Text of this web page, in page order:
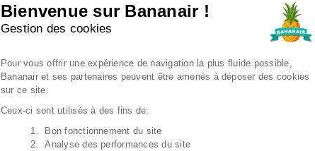
Bienvenue sur Bananair !
Gestion des cookies
Plateforme de Gestion du
Pour vous offrir une expérience de navigation la plus fluide possible,
Bananair et ses partenaires peuvent être amenés à déposer des cookies
sur ce site.
Ceux-ci sont utilisés à des fins de:
1. Bon fonctionnement du site
2. Analyse des performances du site
Axeptio consent